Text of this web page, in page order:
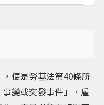
便是勞基法第40條所
變或突發事件」，雇